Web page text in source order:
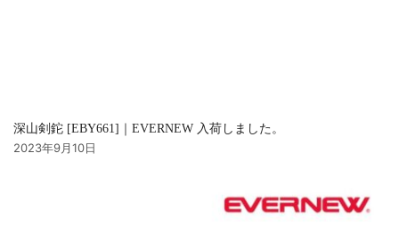
深山剣鉈 [EBY661]｜EVERNEW 入荷しました。
2023年9月10日